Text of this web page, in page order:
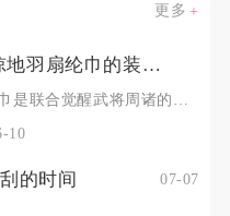
更多
攻城掠地羽扇纶巾的装配有何要点
羽扇纶巾是联合觉醒武将周诸的专属宝物，装配核心在于绑定周诸、优先满属性、搭配专属御宝、适配
10
的时间 07-07